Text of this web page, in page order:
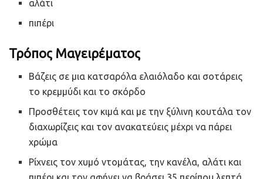
αλάτι
πιπέρι
Τρόπος Μαγειρέματος
Βάζεις σε μια κατσαρόλα ελαιόλαδο και σοτάρεις
το κρεμμύδι και το σκόρδο
Προσθέτεις τον κιμά και με την ξύλινη κουτάλα τον
διαχωρίζεις και τον ανακατεύεις μέχρι να πάρει
χρώμα
Ρίχνεις τον χυμό ντομάτας, την κανέλα, αλάτι και